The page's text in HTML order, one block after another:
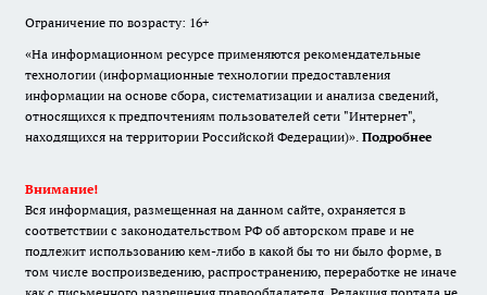
Ограничение по возрасту: 16+
«На информационном ресурсе применяются рекомендательные
технологии (информационные технологии предоставления
информации на основе сбора, систематизации и анализа сведений,
относящихся к предпочтениям пользователей сети "Интернет",
находящихся на территории Российской Федерации)». Подробнее
Внимание!
Вся информация, размещенная на данном сайте, охраняется в
соответствии с законодательством РФ об авторском праве и не
подлежит использованию кем-либо в какой бы то ни было форме, в
том числе воспроизведению, распространению, переработке не иначе